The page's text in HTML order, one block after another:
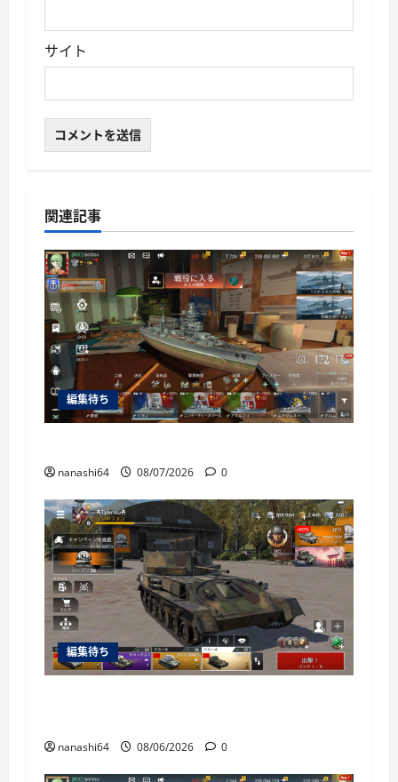
サイト
関連記事
編集待ち
nanashi64 08/07/2026 0
編集待ち
nanashi64 08/06/2026 0